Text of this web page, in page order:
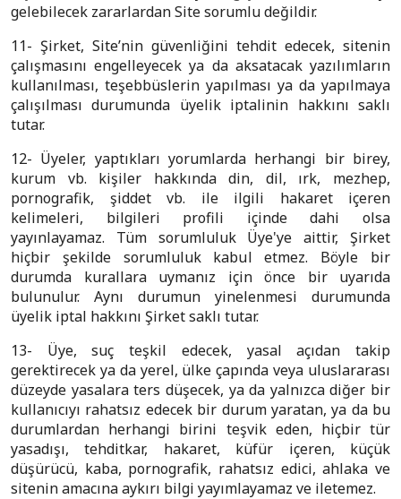
gelebilecek zararlardan Site sorumlu değildir.
11- Şirket, Site’nin güvenliğini tehdit edecek, sitenin
çalışmasını engelleyecek ya da aksatacak yazılımların
kullanılması, teşebbüslerin yapılması ya da yapılmaya
çalışılması durumunda üyelik iptalinin hakkını saklı
tutar.
12- Üyeler, yaptıkları yorumlarda herhangi bir birey,
kurum vb. kişiler hakkında din, dil, ırk, mezhep,
pornografik, şiddet vb. ile ilgili hakaret içeren
kelimeleri, bilgileri profili içinde dahi olsa
yayınlayamaz. Tüm sorumluluk Üye'ye aittir, Şirket
hiçbir şekilde sorumluluk kabul etmez. Böyle bir
durumda kurallara uymanız için önce bir uyarıda
bulunulur. Aynı durumun yinelenmesi durumunda
üyelik iptal hakkını Şirket saklı tutar.
13- Üye, suç teşkil edecek, yasal açıdan takip
gerektirecek ya da yerel, ülke çapında veya uluslararası
düzeyde yasalara ters düşecek, ya da yalnızca diğer bir
kullanıcıyı rahatsız edecek bir durum yaratan, ya da bu
durumlardan herhangi birini teşvik eden, hiçbir tür
yasadışı, tehditkar, hakaret, küfür içeren, küçük
düşürücü, kaba, pornografik, rahatsız edici, ahlaka ve
sitenin amacına aykırı bilgi yayımlayamaz ve iletemez.